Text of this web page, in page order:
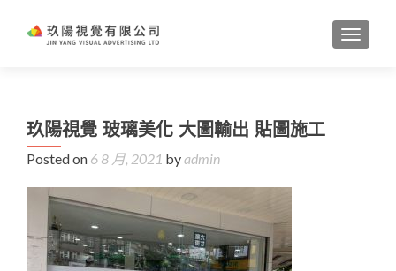
玖陽視覺 玻璃美化 大圖輸出 貼圖施工
Posted on 6 8 月, 2021 byadmin